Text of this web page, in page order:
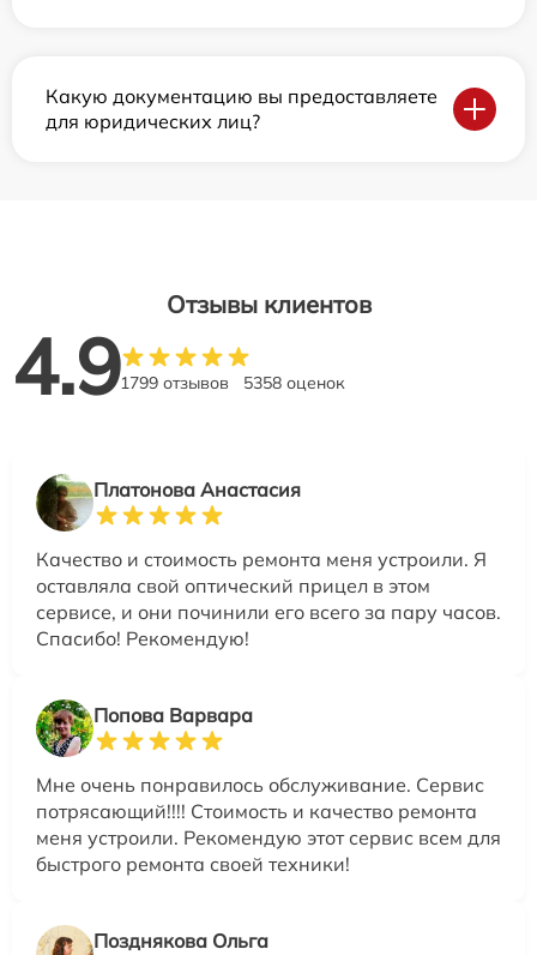
Какую документацию вы предоставляете
для юридических лиц?
Отзывы клиентов
4.91799 отзывов 5358 оценок
Платонова Анастасия
Качество и стоимость ремонта меня устроили. Я
оставляла свой оптический прицел в этом
сервисе, и они починили его всего за пару часов.
Спасибо! Рекомендую!
Попова Варвара
Мне очень понравилось обслуживание. Сервис
потрясающий!!!! Стоимость и качество ремонта
меня устроили. Рекомендую этот сервис всем для
быстрого ремонта своей техники!
Позднякова Ольга